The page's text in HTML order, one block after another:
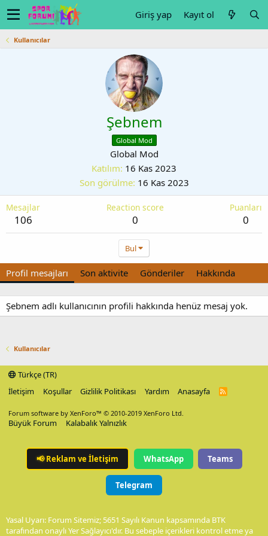
Giriş yap Kayıt ol
Kullanıcılar
Şebnem
Global Mod
Global Mod
Katılım 16 Kas 2023
Son görülme 16 Kas 2023
Mesajlar
106
Reaction score
0
Puanları
0
Bul
Profil mesajları Son aktivite Gönderiler Hakkında
Şebnem adlı kullanıcının profili hakkında henüz mesaj yok.
Kullanıcılar
Türkçe (TR)
İletişim
Koşullar Gizlilik Politikası Yardım Anasayfa
R
Forum software by XenForo™ © 2010-2019 XenForo Ltd.
Büyük Forum Kalabalık Yalnızlık
📢Reklam ve İletişim WhatsApp Teams
Telegram
Yasal Uyarı: Forum Sitemiz; 5651 Sayılı Kanun kapsamında BTK
tarafından onaylı Yer Sağlayıcı'dır. Bu sebeple içerikleri kontrol etme ya